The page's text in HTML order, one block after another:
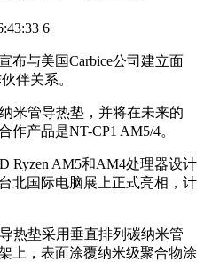
6
布与美国Carbice公司建立面
伴关系。
米管导热垫，并将在未来的
产品是NT-CP1 AM5/4。
Ryzen AM5和AM4处理器设计
北国际电脑展上正式亮相，计
热垫采用垂直排列碳纳米管
上，表面涂覆纳米级聚合物涂